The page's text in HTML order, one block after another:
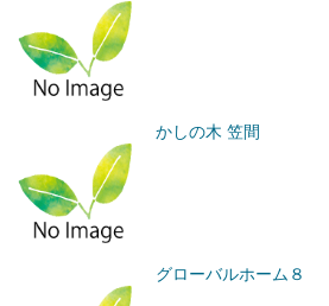
かしの木 笠間
グローバルホーム８